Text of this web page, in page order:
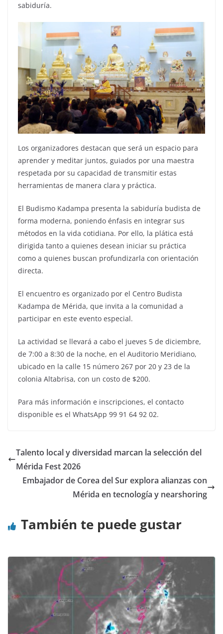
sabiduría.
Los organizadores destacan que será un espacio para
aprender y meditar juntos, guiados por una maestra
respetada por su capacidad de transmitir estas
herramientas de manera clara y práctica.
El Budismo Kadampa presenta la sabiduría budista de
forma moderna, poniendo énfasis en integrar sus
métodos en la vida cotidiana. Por ello, la plática está
dirigida tanto a quienes desean iniciar su práctica
como a quienes buscan profundizarla con orientación
directa.
El encuentro es organizado por el Centro Budista
Kadampa de Mérida, que invita a la comunidad a
participar en este evento especial.
La actividad se llevará a cabo el jueves 5 de diciembre,
de 7:00 a 8:30 de la noche, en el Auditorio Meridiano,
ubicado en la calle 15 número 267 por 20 y 23 de la
colonia Altabrisa, con un costo de $200.
Para más información e inscripciones, el contacto
disponible es el WhatsApp 99 91 64 92 02.
Talento local y diversidad marcan la selección del
Mérida Fest 2026
Embajador de Corea del Sur explora alianzas con
Mérida en tecnología y nearshoring
También te puede gustar